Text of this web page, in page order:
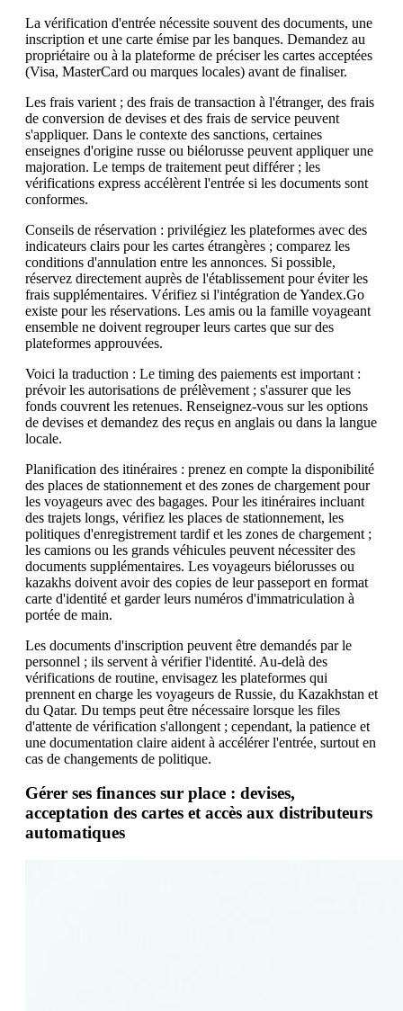
La vérification d'entrée nécessite souvent des documents, une
inscription et une carte émise par les banques. Demandez au
propriétaire ou à la plateforme de préciser les cartes acceptées
(Visa, MasterCard ou marques locales) avant de finaliser.
Les frais varient ; des frais de transaction à l'étranger, des frais
de conversion de devises et des frais de service peuvent
s'appliquer. Dans le contexte des sanctions, certaines
enseignes d'origine russe ou biélorusse peuvent appliquer une
majoration. Le temps de traitement peut différer ; les
vérifications express accélèrent l'entrée si les documents sont
conformes.
Conseils de réservation : privilégiez les plateformes avec des
indicateurs clairs pour les cartes étrangères ; comparez les
conditions d'annulation entre les annonces. Si possible,
réservez directement auprès de l'établissement pour éviter les
frais supplémentaires. Vérifiez si l'intégration de Yandex.Go
existe pour les réservations. Les amis ou la famille voyageant
ensemble ne doivent regrouper leurs cartes que sur des
plateformes approuvées.
Voici la traduction : Le timing des paiements est important :
prévoir les autorisations de prélèvement ; s'assurer que les
fonds couvrent les retenues. Renseignez-vous sur les options
de devises et demandez des reçus en anglais ou dans la langue
locale.
Planification des itinéraires : prenez en compte la disponibilité
des places de stationnement et des zones de chargement pour
les voyageurs avec des bagages. Pour les itinéraires incluant
des trajets longs, vérifiez les places de stationnement, les
politiques d'enregistrement tardif et les zones de chargement ;
les camions ou les grands véhicules peuvent nécessiter des
documents supplémentaires. Les voyageurs biélorusses ou
kazakhs doivent avoir des copies de leur passeport en format
carte d'identité et garder leurs numéros d'immatriculation à
portée de main.
Les documents d'inscription peuvent être demandés par le
personnel ; ils servent à vérifier l'identité. Au-delà des
vérifications de routine, envisagez les plateformes qui
prennent en charge les voyageurs de Russie, du Kazakhstan et
du Qatar. Du temps peut être nécessaire lorsque les files
d'attente de vérification s'allongent ; cependant, la patience et
une documentation claire aident à accélérer l'entrée, surtout en
cas de changements de politique.
Gérer ses finances sur place : devises,
acceptation des cartes et accès aux distributeurs
automatiques